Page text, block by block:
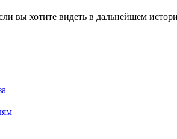
вы хотите видеть в дальнейшем